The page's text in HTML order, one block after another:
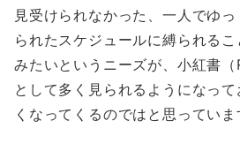
見受けられなかった、一人でゆ
られたスケジュールに縛られる
みたいというニーズが、小紅書
として多く見られるようになっ
くなってくるのではと思っていま